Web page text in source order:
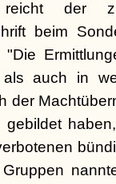
der
beim
auch in
der
gebildet